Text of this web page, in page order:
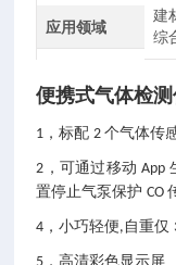
应用领域
建
综
便携式气体检
1 ，标配2个气体传
2 ，可通过移动App
置停止气泵保护CO
4 ，小巧轻便, 自重仅
，高清彩色显示屏